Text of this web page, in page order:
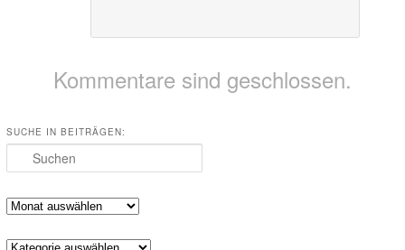
Kommentare sind geschlossen.
SUCHE IN BEITRÄGEN:
Suchen